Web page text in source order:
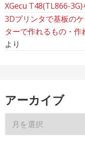
XGecu T48(TL866-
3Dプリンタで基板の
ターで作れるもの・
より
アーカイブ